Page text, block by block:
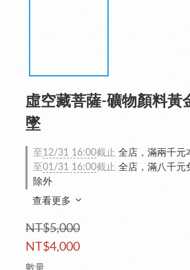
虛空藏菩薩-礦物顏料黃
墜
至 12/31 16:00截止 全店，滿兩千元
至01/31 16:00截止 全店，滿八千元
除外
查看更多
NT$5,000
NT$4,000
數量